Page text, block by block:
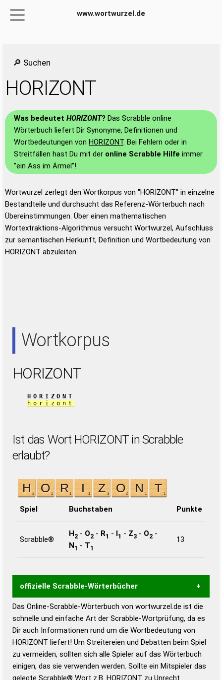
www.wortwurzel.de
🔎 Suchen
HORIZONT
Was bedeutet HORIZONT? Das Scrabble online
Wörterbuch liefert Dir Synonyme, Definitionen und
Wortbedeutungen von HORIZONT. Bei Fehlern oder in
Streitfällen hast Du mit der online Scrabble Hilfe immer
"ein Ass im Ärmel"!
Wortwurzel zerlegt den Wortkorpus von "HORIZONT" in einzelne
Bestandteile und durchsucht das Referenz-Wörterbuch nach
Übereinstimmungen. Über einen mathematischen
Wortextraktions-Algorithmus versucht Wortwurzel, Aufschluss
zur semantischen Herkunft, Definition und Wortbedeutung von
HORIZONT abzuleiten.
Wortkorpus
HORIZONT
HORIZONT
horizont
Ist das Wort HORIZONT in Scrabble
erlaubt?
Spiel Buchstaben Punkte
Scrabble®
H2 - O2 - R1 - I1 - Z3 - O2 -
N1 - T1
13
offizielle Scrabble-Wörterbücher
Wortwurzel liefert mit Hilfe eines semantischen
Wortanalyse-Algorithmus gute Anhaltspunkte zu
Wortbedeutung, Worttrennung und Wortform, um die
Gültigkeit eines Wortes für das Scrabble-Spiel zu
bestimmen!
zugelassene Turnier Scrabble-
Wörterbücher sind:
Das Online-Scrabble-Wörterbuch von wortwurzel.de ist die
schnelle und einfache Art der Scrabble-Wortprüfung, da es
Dir auch Informationen rund um die Wortbedeutung von
HORIZONT liefert! Um Streitereien und Debatten beim Spiel
zu vermeiden, sollten sich alle Spieler auf das Wörterbuch
einigen, das sie verwenden werden. Sollte ein Mitspieler das
gelegte Scrabble® Wort z.B. HORIZONT zu Unrecht